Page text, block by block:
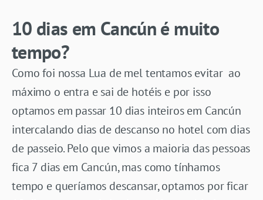
10 dias em Cancún é muito
tempo?
Como foi nossa Lua de mel tentamos evitar ao
máximo o entra e sai de hotéis e por isso
optamos em passar 10 dias inteiros em Cancún
intercalando dias de descanso no hotel com dias
de passeio. Pelo que vimos a maioria das pessoas
fica 7 dias em Cancún, mas como tínhamos
tempo e queríamos descansar, optamos por ficar